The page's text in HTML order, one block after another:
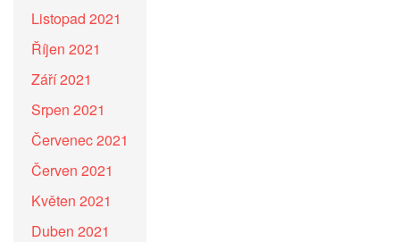
Listopad 2021
Říjen 2021
Září 2021
Srpen 2021
Červenec 2021
Červen 2021
Květen 2021
Duben 2021